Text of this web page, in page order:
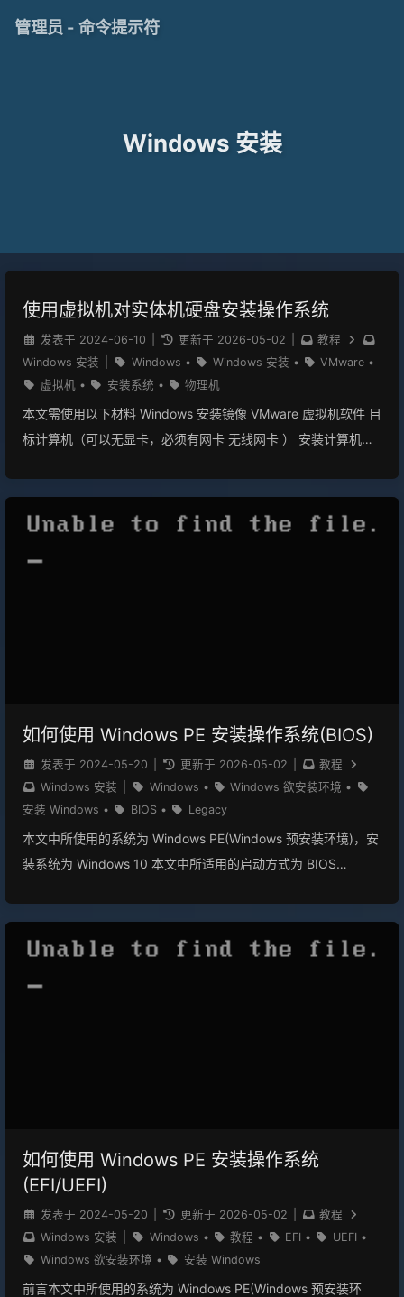
管理员 - 命令提示符
Windows 安装
使用虚拟机对实体机硬盘安装操作系统
发表于 2024-06-10 更新于 2026-05-02
教程
Windows 安装
Windows • Windows 安装 • VMware •
虚拟机 • 安装系统 • 物理机
本文需使用以下材料 Windows 安装镜像 VMware 虚拟机软件 目
标计算机（可以无显卡，必须有网卡 无线网卡 ） 安装计算机
据，操作后无法恢复， 未备份数据，造成硬盘内文件丢失，作者
的声明。 建议你先将文章过一遍，这样可以更清楚的知道自己下
脑然后找张固态盘（机械盘也行，不过——太——慢——了）,拉
来装系统然后在准备一个系统镜像,可以从 这个页面 下载。其他
东西应该不用说吧 安装系统如果想直接在磁盘上进行分区并应
用...
如何使用 Windows PE 安装操作系统(BIOS)
发表于 2024-05-20 更新于 2026-05-02
教程
Windows 安装
Windows • Windows 欲安装环境 •
安装 Windows • BIOS • Legacy
本文中所使用的系统为 Windows PE(Windows 预安装环境)，安
装系统为 Windows 10 本文中所适用的启动方式为 BIOS
操作系统。(需要支持 Legacy,但大部分操作系统都支持) !!! error
章过一遍，这样可以更清楚的知道自己下一步要干什么。 注意：
如何使用 Windows PE 安装操作系统
(EFI/UEFI)
发表于 2024-05-20 更新于 2026-05-02
教程
Windows 安装
Windows • 教程 • EFI • UEFI •
Windows 欲安装环境 • 安装 Windows
前言本文中所使用的系统为 Windows PE(Windows 预安装环